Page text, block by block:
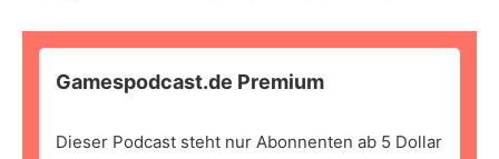
Gamespodcast.de Premium
Dieser Podcast steht nur Abonnenten ab 5 Dollar